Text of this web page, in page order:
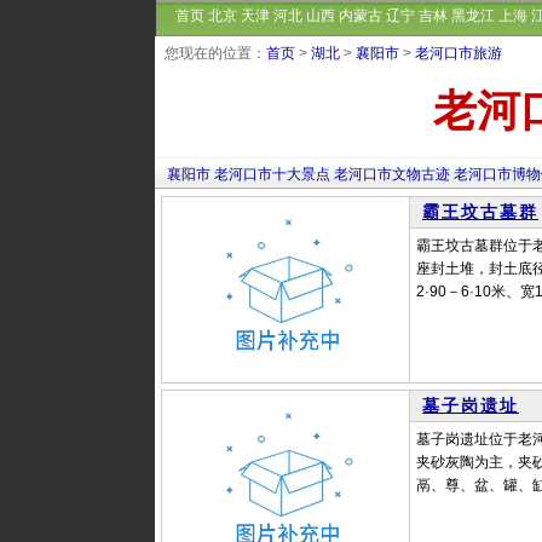
首页 北京 天津 河北 山西 内蒙古 辽宁 吉林 黑龙江 上海
您现在的位置： 首页 > 湖北 > 襄阳市 > 老河口市旅游
老河
襄阳市 老河口市十大景点 老河口市文物古迹 老河口市博
霸王坟古墓群
霸王坟古墓群位于
座封土堆，封土底
2·90－6·10米、
墓子岗遗址
墓子岗遗址位于老
夹砂灰陶为主，夹
鬲、尊、盆、罐、